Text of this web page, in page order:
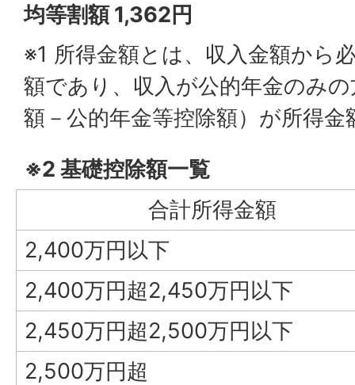
均等割額 1,362円
※1 所得金額とは、収入金額から
額であり、収入が公的年金のみ
額－公的年金等控除額）が所得
※2 基礎控除額一覧
合計所得金額
2,400万円以下
2,400万円超2,450万円以下
2,450万円超2,500万円以下
2,500万円超